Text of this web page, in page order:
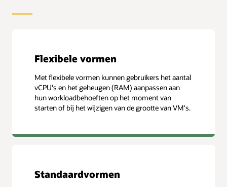
Flexibele vormen
Met flexibele vormen kunnen gebruikers het aantal
vCPU's en het geheugen (RAM) aanpassen aan
hun workloadbehoeften op het moment van
starten of bij het wijzigen van de grootte van VM's.
Standaardvormen